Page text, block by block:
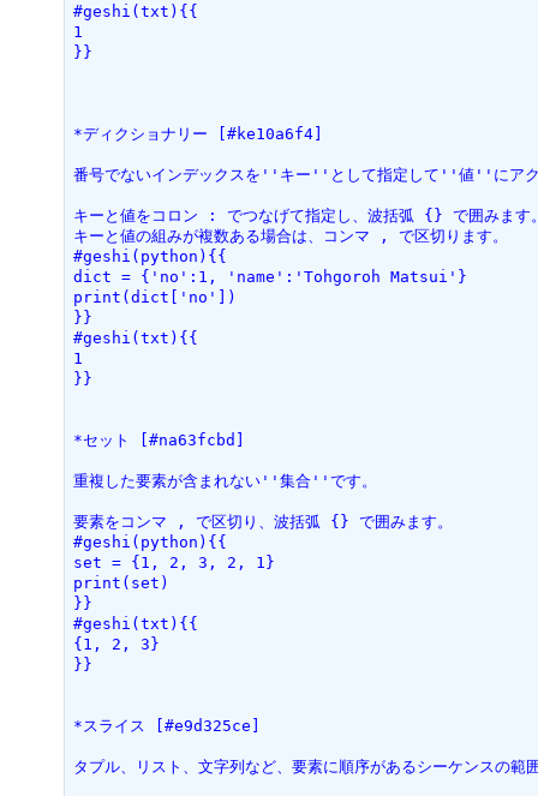
#geshi(txt){{
1
}}
*ディクショナリー [#ke10a6f4]
番号でないインデックスを''キー''として指定して''値''にアク
キーと値をコロン : でつなげて指定し、波括弧 {} で囲みます
キーと値の組みが複数ある場合は、コンマ , で区切ります。
#geshi(python){{
dict = {'no':1, 'name':'Tohgoroh Matsui'}
print(dict['no'])
}}
#geshi(txt){{
1
}}
*セット [#na63fcbd]
重複した要素が含まれない''集合''です。
要素をコンマ , で区切り、波括弧 {} で囲みます。
#geshi(python){{
set = {1, 2, 3, 2, 1}
print(set)
}}
#geshi(txt){{
{1, 2, 3}
}}
*スライス [#e9d325ce]
タプル、リスト、文字列など、要素に順序があるシーケンスの範